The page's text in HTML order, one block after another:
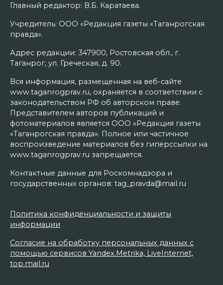
Главный редактор: В.Б. Каратаева.
Учредитель: ООО «Редакция газеты «Таганрогская
правда».
Адрес редакции: 347900, Ростовская обл., г.
Таганрог, ул. Греческая, д. 90.
Вся информация, размещенная на веб-сайте
www.taganrogprav.ru, охраняется в соответствии с
законодательством РФ об авторском праве.
Представителем авторов публикаций и
фотоматериалов является ООО «Редакция газеты
«Таганрогская правда». Полное или частичное
воспроизведение материалов без гиперссылки на
www.taganrogprav.ru запрещается.
Контактные данные для Роскомнадзора и
государственных органов: tag_pravda@mail.ru
Политика конфиденциальности и защиты
информации
Согласие на обработку персональных данных с
помощью сервисов Yandex.Metrika, LiveInternet,
top.mail.ru